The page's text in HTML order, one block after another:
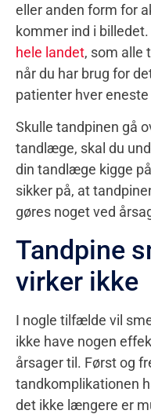
eller anden form for
kommer ind i billedet.
hele landet, som alle
når du har brug for
patienter hver
Skulle tandpinen gå
tandlæge, skal du
din tandlæge kigge
sikker på, at
gøres noget ved
Tandpine
virker ikke
I nogle tilfælde vil
ikke have nogen
årsager til. Først og
tandkomplikationen
det ikke længere er